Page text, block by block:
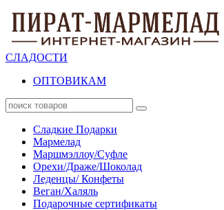
СЛАДОСТИ
ОПТОВИКАМ
Сладкие Подарки
Мармелад
Маршмэллоу/Суфле
Орехи/Драже/Шоколад
Леденцы/ Конфеты
Веган/Халяль
Подарочные сертификаты